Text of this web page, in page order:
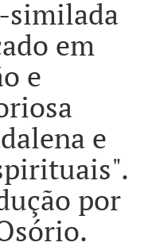
similada
em
e
e
por